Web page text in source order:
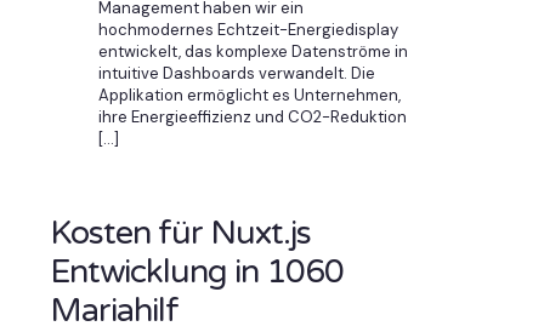
Management haben wir ein
hochmodernes Echtzeit-Energiedisplay
entwickelt, das komplexe Datenströme in
intuitive Dashboards verwandelt. Die
Applikation ermöglicht es Unternehmen,
ihre Energieeffizienz und CO2-Reduktion
[…]
Kosten für Nuxt.js
Entwicklung in 1060
Mariahilf